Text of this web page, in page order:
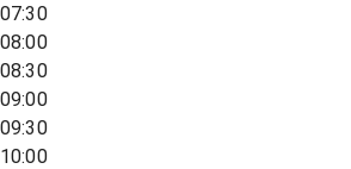
07:30
08:00
08:30
09:00
09:30
10:00